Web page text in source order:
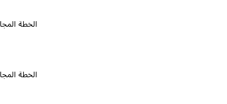
الخطة المجانية ٠
الخطة المجانية ٠